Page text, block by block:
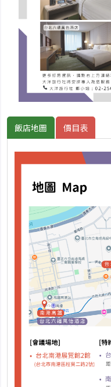
飯店地圖 價目表